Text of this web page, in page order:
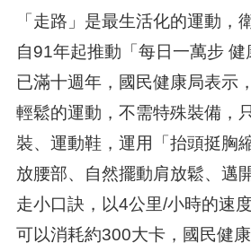
「走路」是最生活化的運動，
自91年起推動「每日一萬步
已滿十週年，國民健康局表示
輕鬆的運動，不需特殊裝備，
裝、運動鞋，運用「抬頭挺胸
放腰部、自然擺動肩放鬆、邁
走小口訣，以4公里/小時的速
可以消耗約300大卡，國民健